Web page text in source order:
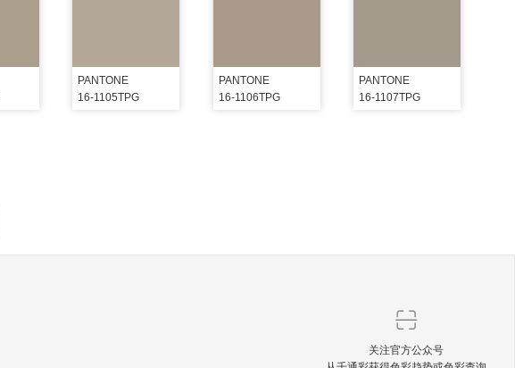
PANTONE
16-1105TPG
PANTONE
16-1106TPG
PANTONE
16-1107TPG
关注官方公众号